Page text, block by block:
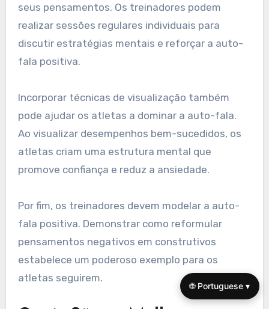
seus pensamentos. Os treinadores podem
realizar sessões regulares individuais para
discutir estratégias mentais e reforçar a auto-
fala positiva.
Incorporar técnicas de visualização também
pode ajudar os atletas a dominar a auto-fala.
Ao visualizar desempenhos bem-sucedidos, os
atletas criam uma estrutura mental que
promove confiança e reduz a ansiedade.
Por fim, os treinadores devem modelar a auto-
fala positiva. Demonstrar como reformular
pensamentos negativos em construtivos
estabelece um poderoso exemplo para os
atletas seguirem.
🌐 Portuguese ▾